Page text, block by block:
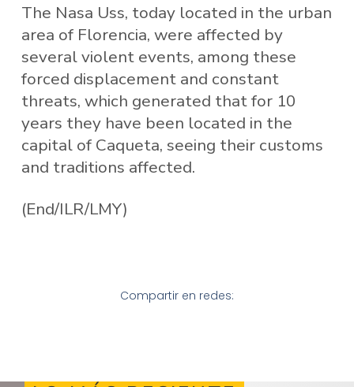
The Nasa Uss, today located in the urban
area of ​​Florencia, were affected by
several violent events, among these
forced displacement and constant
threats, which generated that for 10
years they have been located in the
capital of Caqueta, seeing their customs
and traditions affected.
(End/ILR/LMY)
Compartir en redes: